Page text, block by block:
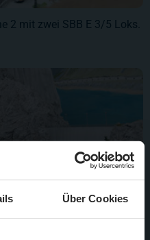
Über Cookies
2 mit zwei SBB E 3/5 Loks.